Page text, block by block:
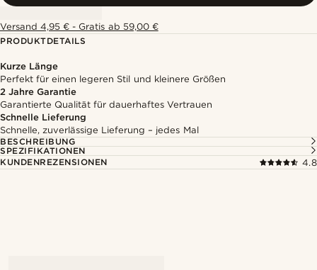
Versand 4,95 € - Gratis ab 59,00 €
PRODUKTDETAILS
Kurze Länge
Perfekt für einen legeren Stil und kleinere Größen
2 Jahre Garantie
Garantierte Qualität für dauerhaftes Vertrauen
Schnelle Lieferung
Schnelle, zuverlässige Lieferung – jedes Mal
BESCHREIBUNG
SPEZIFIKATIONEN
KUNDENREZENSIONEN
4.8